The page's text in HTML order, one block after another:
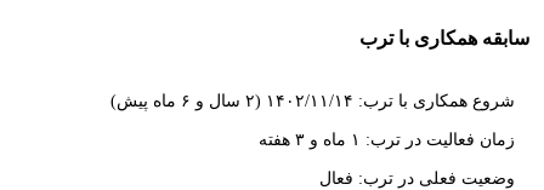
سابقه همکاری با ترب
شروع همکاری با ترب: ۱۴۰۲/۱۱/۱۴ (۲ سال و ۶ ماه پیش)
زمان فعالیت در ترب: ۱ ماه و ۳ هفته
وضعیت فعلی در ترب: فعال